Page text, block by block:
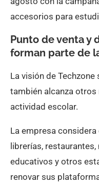
accesorios para
Punto de venta y
forman parte de
La visión de Techzone
también alcanza
actividad escolar.
La empresa
librerías,
educativos y otros
renovar sus